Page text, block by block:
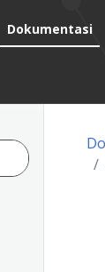
Dokumentasi